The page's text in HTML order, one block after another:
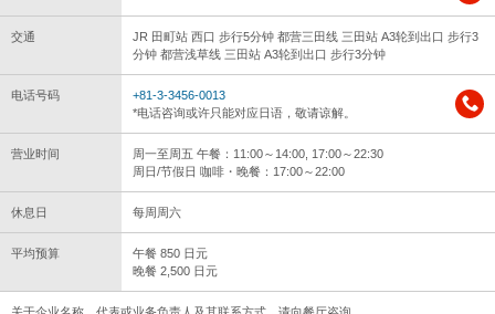
交通
JR 田町站 西口 步行5分钟 都营三田线 三田站 A3轮到出口 步行3
分钟 都营浅草线 三田站 A3轮到出口 步行3分钟
电话号码
+81-3-3456-0013
*电话咨询或许只能对应日语，敬请谅解。
营业时间
周一至周五 午餐：11:00～14:00, 17:00～22:30
周日/节假日 咖啡・晚餐：17:00～22:00
休息日 每周周六
平均预算
午餐 850 日元
晚餐 2,500 日元